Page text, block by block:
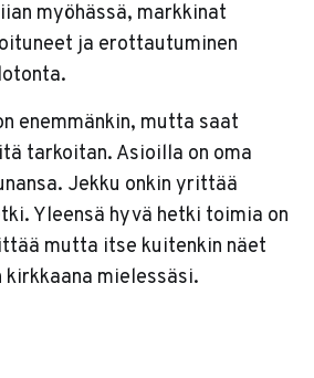
myöhässä, markkinat
ja erottautuminen
enemmänkin, mutta saat
tarkoitan. Asioilla on oma
Jekku onkin yrittää
Yleensä hyvä hetki toimia on
mutta itse kuitenkin näet
kirkkaana mielessäsi.